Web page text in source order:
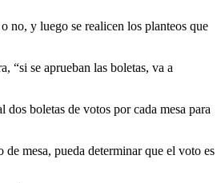
no, y luego se realicen los planteos que
“si se aprueban las boletas, va a
boletas de votos por cada mesa para
mesa, pueda determinar que el voto es